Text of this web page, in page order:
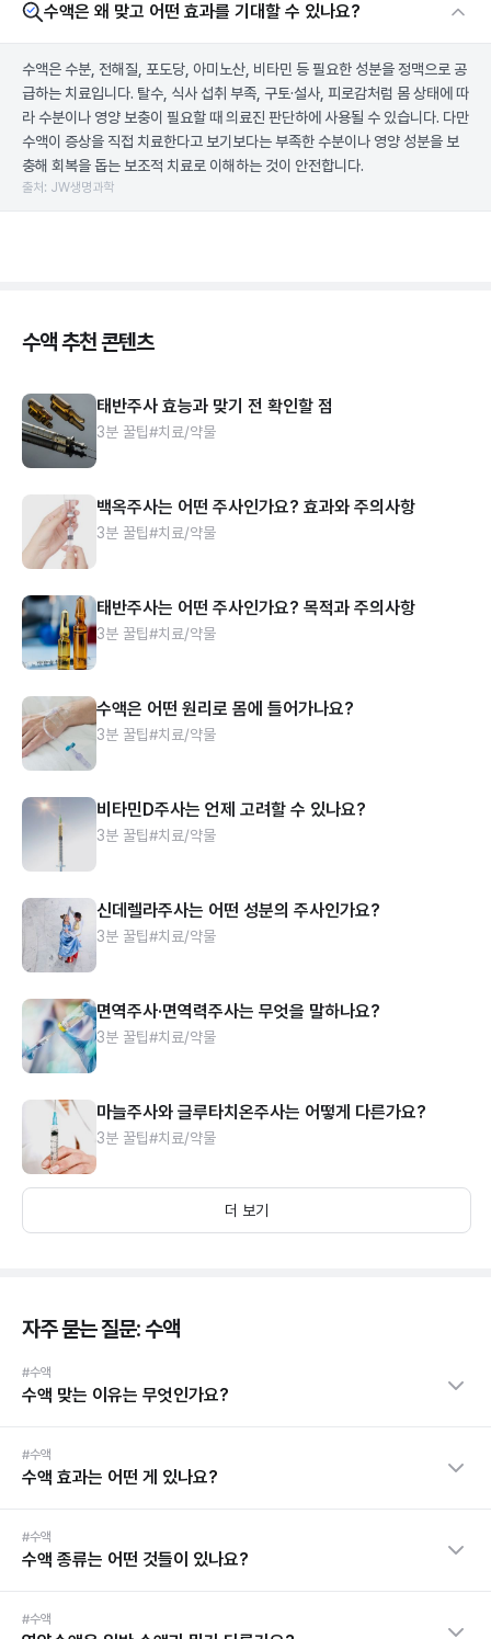
수액은 왜 맞고 어떤 효과를 기대할 수 있나요?
수액은 수분, 전해질, 포도당, 아미노산, 비타민 등 필요한 성분을 정맥으로 공
급하는 치료입니다. 탈수, 식사 섭취 부족, 구토·설사, 피로감처럼 몸 상태에 따
라 수분이나 영양 보충이 필요할 때 의료진 판단하에 사용될 수 있습니다. 다만
수액이 증상을 직접 치료한다고 보기보다는 부족한 수분이나 영양 성분을 보
충해 회복을 돕는 보조적 치료로 이해하는 것이 안전합니다.
출처: JW생명과학
수액 추천 콘텐츠
태반주사 효능과 맞기 전 확인할 점
3분 꿀팁#치료/약물
백옥주사는 어떤 주사인가요? 효과와 주의사항
3분 꿀팁#치료/약물
태반주사는 어떤 주사인가요? 목적과 주의사항
3분 꿀팁#치료/약물
수액은 어떤 원리로 몸에 들어가나요?
3분 꿀팁#치료/약물
비타민D주사는 언제 고려할 수 있나요?
3분 꿀팁#치료/약물
신데렐라주사는 어떤 성분의 주사인가요?
3분 꿀팁#치료/약물
면역주사·면역력주사는 무엇을 말하나요?
3분 꿀팁#치료/약물
마늘주사와 글루타치온주사는 어떻게 다른가요?
3분 꿀팁#치료/약물
더 보기
자주 묻는 질문: 수액
#수액
수액 맞는 이유는 무엇인가요?
#수액
수액 효과는 어떤 게 있나요?
#수액
수액 종류는 어떤 것들이 있나요?
#수액